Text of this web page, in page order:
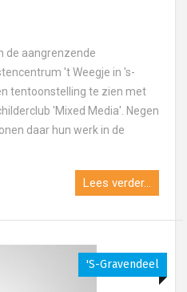
de aangrenzende
't Weegje in 's-
tentoonstelling te zien met
'Mixed Media'. Negen
daar hun werk in de
Lees verder...
's-Gravendeel